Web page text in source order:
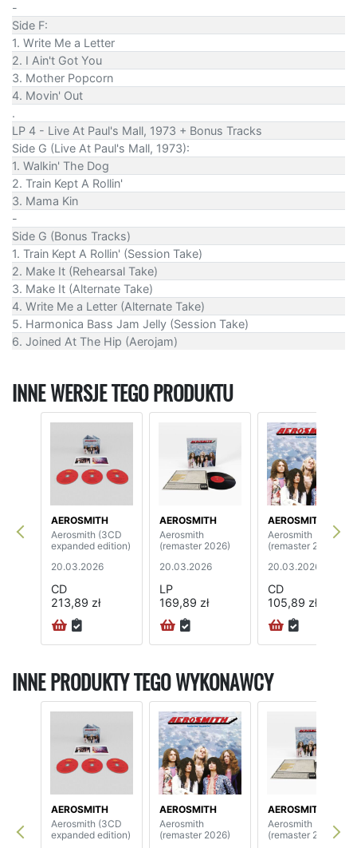
-
Side F:
1. Write Me a Letter
2. I Ain't Got You
3. Mother Popcorn
4. Movin' Out
.
LP 4 - Live At Paul's Mall, 1973 + Bonus Tracks
Side G (Live At Paul's Mall, 1973):
1. Walkin' The Dog
2. Train Kept A Rollin'
3. Mama Kin
-
Side G (Bonus Tracks)
1. Train Kept A Rollin' (Session Take)
2. Make It (Rehearsal Take)
3. Make It (Alternate Take)
4. Write Me a Letter (Alternate Take)
5. Harmonica Bass Jam Jelly (Session Take)
6. Joined At The Hip (Aerojam)
INNE WERSJE TEGO PRODUKTU
AEROSMITH
Aerosmith (3CD
expanded edition)
20.03.2026
CD
213,89 zł
AEROSMITH
Aerosmith
(remaster 2026)
20.03.2026
LP
169,89 zł
AEROSMITH
Aerosmith
(remaster 2026)
20.03.2026
CD
105,89 zł
INNE PRODUKTY TEGO WYKONAWCY
AEROSMITH
Aerosmith (3CD
expanded edition)
AEROSMITH
Aerosmith
(remaster 2026)
AEROSMITH
Aerosmith
(remaster 2026)